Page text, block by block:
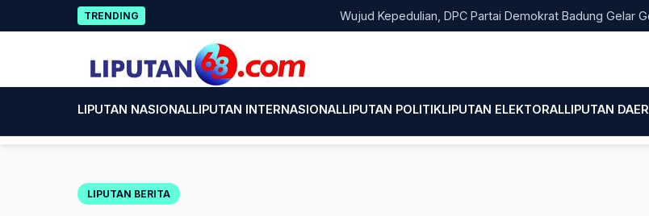
to
TRENDING Wujud Kepedulian, DPC Partai Demokrat Badung Gelar
LIPUTAN NASIONALLIPUTAN INTERNASIONALLIPUTAN POLITIKLIPUTAN ELEKTORALLIPUTAN
LIPUTAN BERITA